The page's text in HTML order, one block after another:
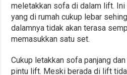
meletakkan sofa di dalam lift.
yang di rumah cukup lebar
dalamnya tidak akan terasa
memasukkan satu set.
Cukup letakkan sofa panjang
pintu lift. Meski berada di lift